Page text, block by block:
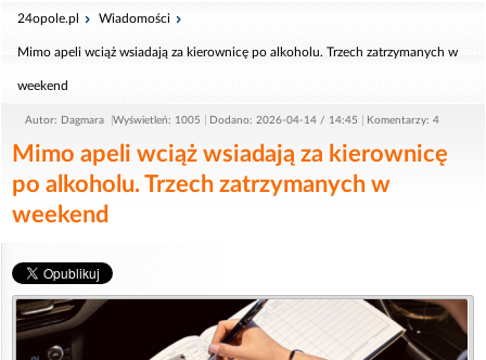
24opole.pl Wiadomości
Mimo apeli wciąż wsiadają za kierownicę po alkoholu. Trzech zatrzymanych w
weekend
Autor: Dagmara Wyświetleń: 1005 Dodano: 2026-04-14 / 14:45 Komentarzy: 4
Mimo apeli wciąż wsiadają za kierownicę
po alkoholu. Trzech zatrzymanych w
weekend